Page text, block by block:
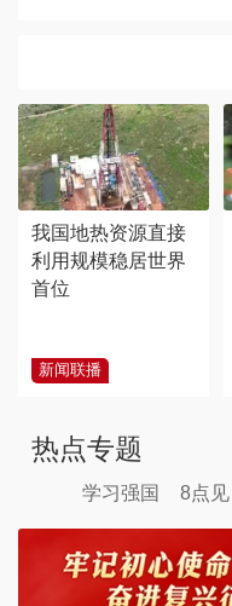
我国地热资源直接
利用规模稳居世界
首位
新闻联播
热点专题
学习强国 8点见